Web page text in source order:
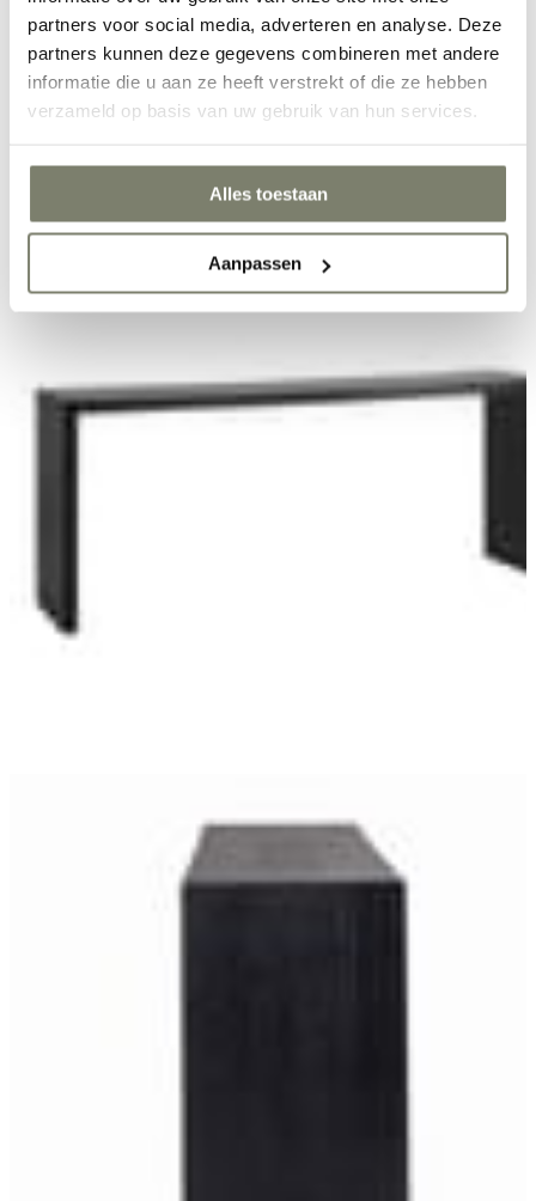
partners voor social media, adverteren en analyse. Deze
partners kunnen deze gegevens combineren met andere
informatie die u aan ze heeft verstrekt of die ze hebben
verzameld op basis van uw gebruik van hun services.
Alles toestaan
Aanpassen
populariteit
laatst toegevoegd
prijs oplopend